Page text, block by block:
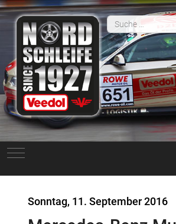
Mobile Menu Toggle
Sonntag, 11. September 2016